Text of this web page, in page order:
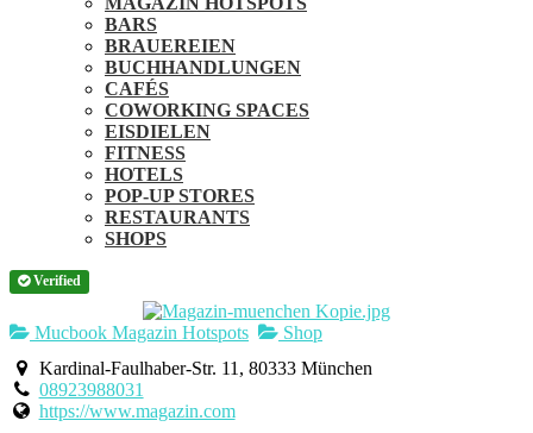
BARS
BRAUEREIEN
BUCHHANDLUNGEN
CAFÉS
COWORKING SPACES
EISDIELEN
FITNESS
HOTELS
POP-UP STORES
RESTAURANTS
SHOPS
Verified
Mucbook Magazin Hotspots
Shop
Kardinal-Faulhaber-Str. 11, 80333 München
08923988031
https://www.magazin.com